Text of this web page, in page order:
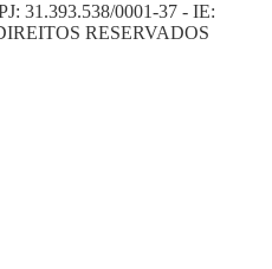
31.393.538/0001-37 - IE:
RESERVADOS